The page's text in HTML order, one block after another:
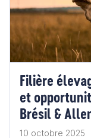
Filière
et
Brésil &
10 octobre 2025